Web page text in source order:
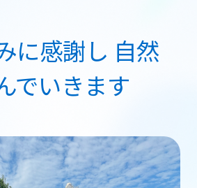
に感謝し 自然
でいきます